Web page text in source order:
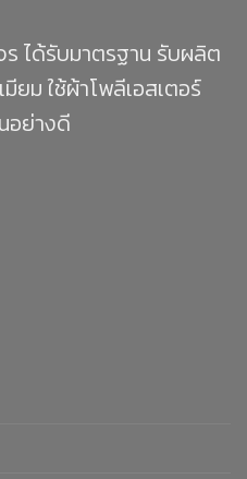
ได้รับมาตรฐาน รับผลิต
ยม ใช้ผ้าโพลีเอสเตอร์
อย่างดี